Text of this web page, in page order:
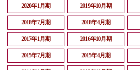
2020年1月期 2019年10月期
2018年7月期 2018年4月期
2017年1月期 2016年10月期
2015年7月期 2015年4月期